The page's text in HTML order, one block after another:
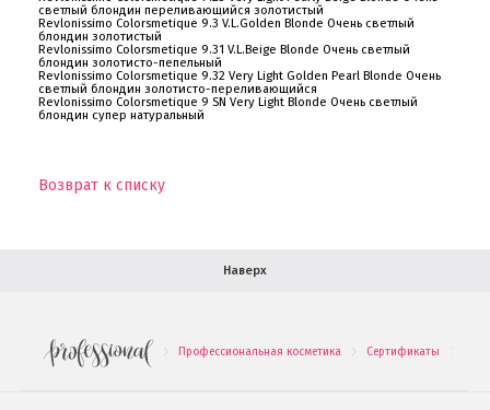
светлый блондин переливающийся золотистый
Revlonissimo Colorsmetique 9.3 V.L.Golden Blonde Очень светлый
блондин золотистый
Revlonissimo Colorsmetique 9.31 V.L.Beige Blonde Очень светлый
блондин золотисто-пепельный
Revlonissimo Colorsmetique 9.32 Very Light Golden Pearl Blonde Очень
светлый блондин золотисто-переливающийся
Revlonissimo Colorsmetique 9 SN Very Light Blonde Очень светлый
блондин супер натуральный
Возврат к списку
Наверх
Профессиональная косметика Сертификаты
Контактная информация
Доставка
В помощь покупателю
Как купить
Подарочные наборы